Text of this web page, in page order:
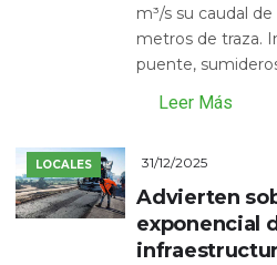
m³/s su caudal
metros de traza.
puente,
Leer Más
LOCALES 31/12/2025
Advierten
exponencial